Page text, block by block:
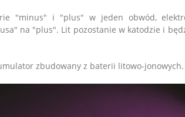
"minus" i "plus" w jeden obwód,
na "plus". Lit pozostanie w katodzie i
zbudowany z baterii litowo-